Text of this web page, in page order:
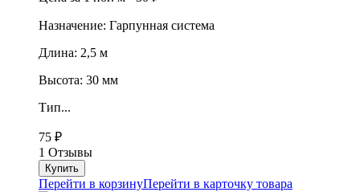
Назначение: Гарпунная система
Длина: 2,5 м
Высота: 30 мм
Тип...
75 ₽
1 Отзывы
Перейти в корзинуПерейти в карточку товара